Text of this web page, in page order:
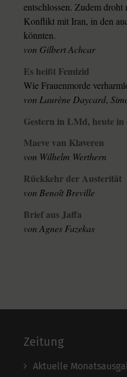
entschlossen. Zudem
Konflikt mit Iran, in den
könnten.
von Gilbert Achcar
Es heißt Femizid
Wie Frauenmorde
von Laurène Daycard,
Gestern in LMd, heute
Maeve van Klaveren
von Wilhelm Werthern
Rückkehr der Austerität
von Benoît Breville
Brief aus Jaffa
von Agnes Fazekas
Zeitung
Aktuelle